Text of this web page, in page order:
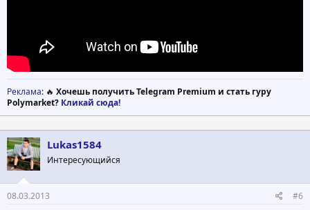
Реклама: 🔥 Хочешь получить Telegram Premium и стать гуру
Polymarket? Кликай сюда!
Lukas1584
Интересующийся
08.03.2013 #6